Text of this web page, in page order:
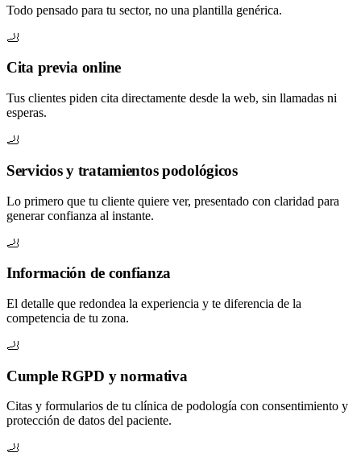
Todo pensado para tu sector, no una plantilla genérica.
🦶
Cita previa online
Tus clientes piden cita directamente desde la web, sin llamadas ni
esperas.
🦶
Servicios y tratamientos podológicos
Lo primero que tu cliente quiere ver, presentado con claridad para
generar confianza al instante.
🦶
Información de confianza
El detalle que redondea la experiencia y te diferencia de la
competencia de tu zona.
🦶
Cumple RGPD y normativa
Citas y formularios de tu clínica de podología con consentimiento y
protección de datos del paciente.
🦶